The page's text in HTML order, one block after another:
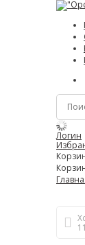
Логин